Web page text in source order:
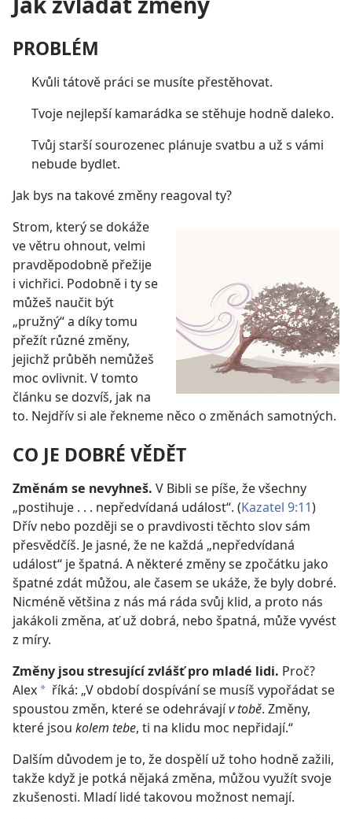
PROBLÉM
Kvůli tátově práci se musíte přestěhovat.
Tvoje nejlepší kamarádka se stěhuje hodně daleko.
Tvůj starší sourozenec plánuje svatbu a už s vámi
nebude bydlet.
Jak bys na takové změny reagoval ty?
Strom, který se dokáže
ve větru ohnout, velmi
pravděpodobně přežije
i vichřici. Podobně i ty se
můžeš naučit být
„pružný“ a díky tomu
přežít různé změny,
jejichž průběh nemůžeš
moc ovlivnit. V tomto
článku se dozvíš, jak na
to. Nejdřív si ale řekneme něco o změnách samotných.
CO JE DOBRÉ VĚDĚT
Změnám se nevyhneš. V Bibli se píše, že všechny
„postihuje . . . nepředvídaná událost“. (Kazatel 9:11)
Dřív nebo později se o pravdivosti těchto slov sám
přesvědčíš. Je jasné, že ne každá „nepředvídaná
událost“ je špatná. A některé změny se zpočátku jako
špatné zdát můžou, ale časem se ukáže, že byly dobré.
Nicméně většina z nás má ráda svůj klid, a proto nás
jakákoli změna, ať už dobrá, nebo špatná, může vyvést
z míry.
Změny jsou stresující zvlášť pro mladé lidi. Proč?
Alex a říká: „V období dospívání se musíš vypořádat se
spoustou změn, které se odehrávajív tobě. Změny,
které jsou kolem tebe, ti na klidu moc nepřidají.“
Dalším důvodem je to, že dospělí už toho hodně zažili,
takže když je potká nějaká změna, můžou využít svoje
zkušenosti. Mladí lidé takovou možnost nemají.